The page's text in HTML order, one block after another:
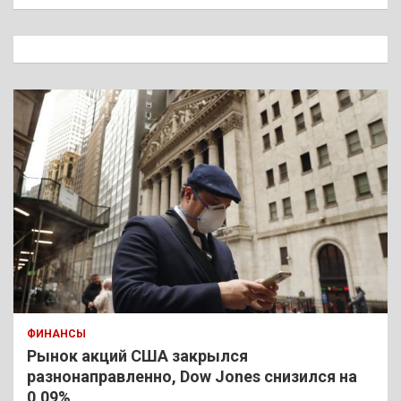
к
ФИНАНСЫ
Рынок акций США закрылся
разнонаправленно, Dow Jones снизился на